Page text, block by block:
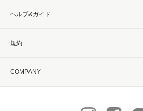
ヘルプ&ガイド
規約
COMPANY